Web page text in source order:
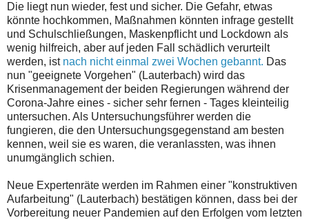
Die liegt nun wieder, fest und sicher. Die Gefahr, etwas
könnte hochkommen, Maßnahmen könnten infrage gestellt
und Schulschließungen, Maskenpflicht und Lockdown als
wenig hilfreich, aber auf jeden Fall schädlich verurteilt
werden, ist nach nicht einmal zwei Wochen gebannt. Das
nun "geeignete Vorgehen" (Lauterbach) wird das
Krisenmanagement der beiden Regierungen während der
Corona-Jahre eines - sicher sehr fernen - Tages kleinteilig
untersuchen. Als Untersuchungsführer werden die
fungieren, die den Untersuchungsgegenstand am besten
kennen, weil sie es waren, die veranlassten, was ihnen
unumgänglich schien.
Neue Expertenräte werden im Rahmen einer "konstruktiven
Aufarbeitung" (Lauterbach) bestätigen können, dass bei der
Vorbereitung neuer Pandemien auf den Erfolgen vom letzten